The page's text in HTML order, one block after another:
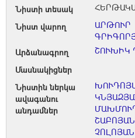
Նիստի տեսակ
Նիստ վարող
ԱՐԹՈՒՐ
Արձանագրող
ՇՈՒԽԻԿ
Մասնակիցներ
Նիստին ներկա
ավագանու
անդամներ